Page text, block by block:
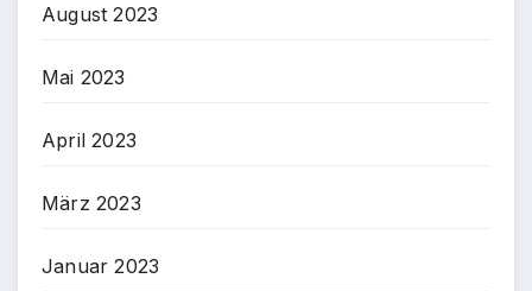
August 2023
Mai 2023
April 2023
März 2023
Januar 2023